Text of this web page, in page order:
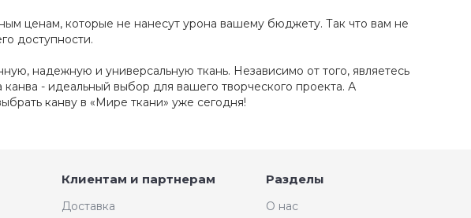
ценам, которые не нанесут урона вашему бюджету. Так что вам не
доступности.
надежную и универсальную ткань. Независимо от того, являетесь
- идеальный выбор для вашего творческого проекта. А
канву в «Мире ткани» уже сегодня!
Клиентам и партнерам
Доставка
Разделы
О нас